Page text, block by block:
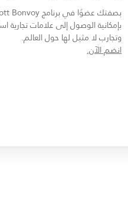
بإمكانية الوصول إلى علامات تجارية
وتجارب لا مثيل لها حول العالم.
انضم الآن.opens in new window